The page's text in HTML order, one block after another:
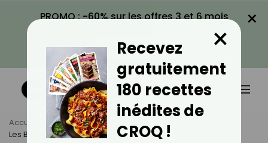
PROMO : -60% sur les offres 3 et 6 mois
VOIR LA PROMO
×
Accueil Actus
Alimentation
Les Bienfaits Du Lait Concentré
Recevez
gratuitement
180 recettes
inédites de
CROQ !
×